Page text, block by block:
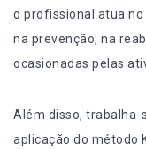
o profissional atua
na prevenção, na
ocasionadas pelas
Além disso, trabalha-
aplicação do método